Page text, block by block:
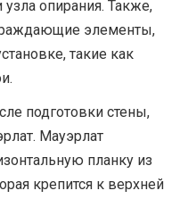
опирания. Также,
элементы,
такие как
подготовки стены,
Мауэрлат
планку из
крепится к верхней